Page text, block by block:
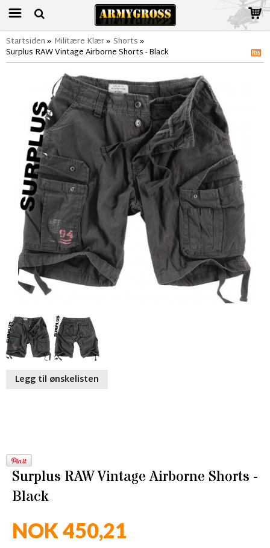
Startsiden» Militære Klær» Shorts»
Surplus RAW Vintage Airborne Shorts - Black
Legg til ønskelisten
Surplus RAW Vintage Airborne Shorts -
Black
NOK 450,21